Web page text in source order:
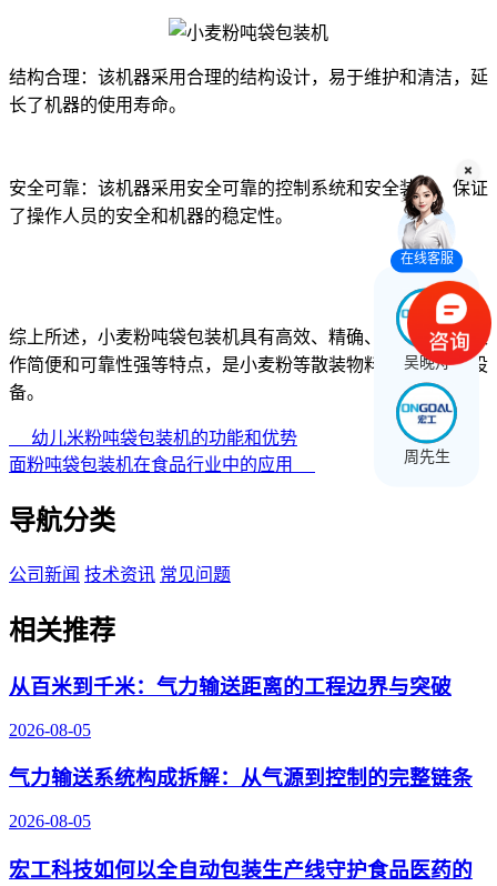
结构合理：该机器采用合理的结构设计，易于维护和清洁，延
长了机器的使用寿命。
安全可靠：该机器采用安全可靠的控制系统和安全装置，保证
了操作人员的安全和机器的稳定性。
综上所述，小麦粉吨袋包装机具有高效、精确、适应性强、操
作简便和可靠性强等特点，是小麦粉等散装物料包装的理想设
备。
幼儿米粉吨袋包装机的功能和优势
面粉吨袋包装机在食品行业中的应用
导航分类
公司新闻 技术资讯 常见问题
相关推荐
从百米到千米：气力输送距离的工程边界与突破
2026-08-05
气力输送系统构成拆解：从气源到控制的完整链条
2026-08-05
宏工科技如何以全自动包装生产线守护食品医药的
在线客服
吴晚舟
周先生